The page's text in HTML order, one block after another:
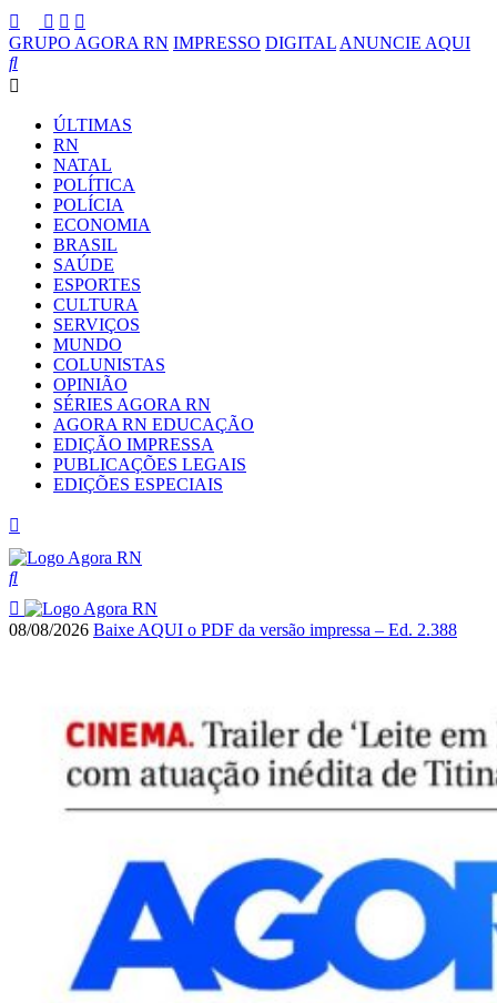
GRUPO AGORA RN IMPRESSO DIGITAL ANUNCIE AQUI
ÚLTIMAS
RN
NATAL
POLÍTICA
POLÍCIA
ECONOMIA
BRASIL
SAÚDE
ESPORTES
CULTURA
SERVIÇOS
MUNDO
COLUNISTAS
OPINIÃO
SÉRIES AGORA RN
AGORA RN EDUCAÇÃO
EDIÇÃO IMPRESSA
PUBLICAÇÕES LEGAIS
EDIÇÕES ESPECIAIS
08/08/2026 Baixe AQUI o PDF da versão impressa – Ed. 2.388